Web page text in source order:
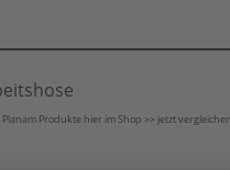
Planam Produkte hier im Shop >> jetzt